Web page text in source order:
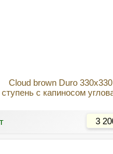
Cloud brown Duro 330x330
ступень с капиносом
3